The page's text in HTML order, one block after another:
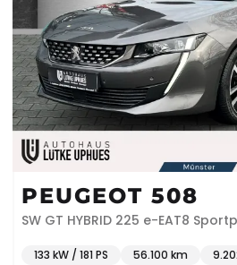
PEUGEOT 508
SW GT HYBRID 225 e-EAT8
133 kW / 181 PS 56.100 km